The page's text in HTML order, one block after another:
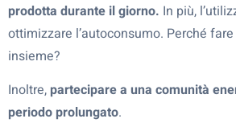
prodotta durante il giorno. In più,
ottimizzare l’autoconsumo. Perché
insieme?
Inoltre, partecipare a una comunità
periodo prolungato.